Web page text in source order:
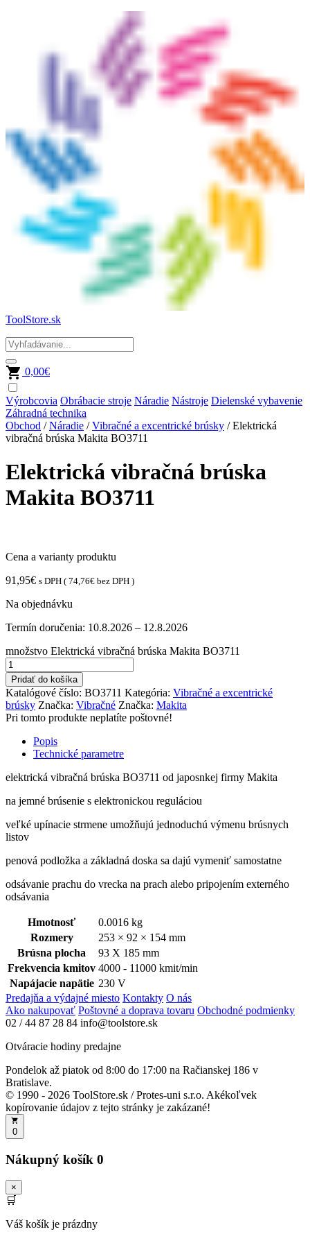
ToolStore.sk
0,00€
Výrobcovia Obrábacie stroje Náradie Nástroje Dielenské vybavenie
Záhradná technika
Obchod /Náradie /Vibračné a excentrické brúsky / Elektrická
vibračná brúska Makita BO3711
Elektrická vibračná brúska
Makita BO3711
Cena a varianty produktu
91,95€ s DPH ( 74,76€ bez DPH )
Na objednávku
Termín doručenia: 10.8.2026 – 12.8.2026
množstvo Elektrická vibračná brúska Makita BO3711
Pridať do košíka
Katalógové číslo: BO3711 Kategória: Vibračné a excentrické
brúsky Značka: Vibračné Značka: Makita
Pri tomto produkte neplatíte poštovné!
Popis
Technické parametre
elektrická vibračná brúska BO3711 od japosnkej firmy Makita
na jemné brúsenie s elektronickou reguláciou
veľké upínacie strmene umožňujú jednoduchú výmenu brúsnych
listov
penová podložka a základná doska sa dajú vymeniť samostatne
odsávanie prachu do vrecka na prach alebo pripojením externého
odsávania
Hmotnosť
0.0016 kg
Rozmery
253 × 92 × 154 mm
Brúsna plocha
93 X 185 mm
Frekvencia kmitov 4000 - 11000 kmit/min
Napájacie napätie 230 V
Predajňa a výdajné miesto Kontakty O nás
Ako nakupovať Poštovné a doprava tovaru Obchodné podmienky
02 / 44 87 28 84 info@toolstore.sk
Otváracie hodiny predajne
Pondelok až piatok od 8:00 do 17:00 na Račianskej 186 v
Bratislave.
© 1990 - 2026 ToolStore.sk / Protes-uni s.r.o. Akékoľvek
kopírovanie údajov z tejto stránky je zakázané!
0
Nákupný košík 0
×
🛒
Váš košík je prázdny